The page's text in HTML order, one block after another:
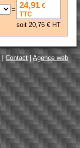
= 24,91 €
TTC
soit 20,76 € HT
|Contact |Agence web